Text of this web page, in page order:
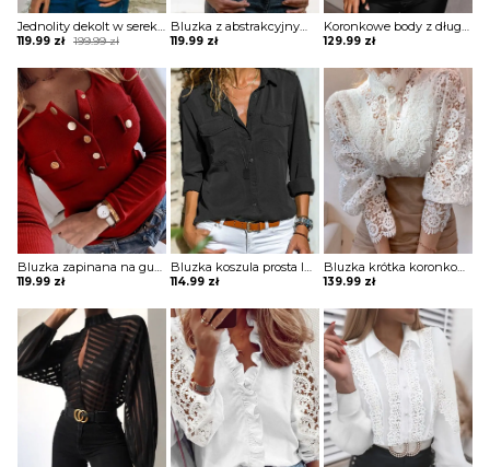
Jednolity dekolt w serek bez rękawów casual tops bluzka Porsha
199.99zł
Original
was:
199.99 zł.
119.99 zł
Current
is:
119.99 zł.
Bluzka z abstrakcyjnym nadrukiem na suwak Kim
119.99 zł
Koronkowe body z długimi rękawami Shasta
129.99 zł
Bluzka zapinana na guziki z długim rękawem Dimitrijka
119.99 zł
Bluzka koszula prosta luźna na guziki kołnierz długi prosty rękaw mankiet kieszenie Veva
114.99 zł
Bluzka krótka koronkowa bez dekoltu na guziki golf długie bufiaste prześwitujące koronkowe rękawy Clair
139.99 zł